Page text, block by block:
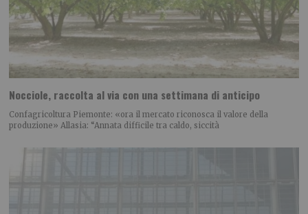
Nocciole, raccolta al via con una settimana di anticipo
Confagricoltura Piemonte: «ora il mercato riconosca il valore della
produzione» Allasia: “Annata difficile tra caldo, siccità